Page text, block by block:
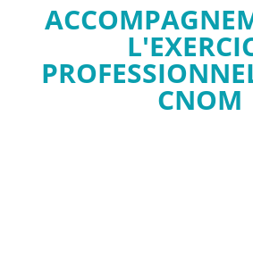
CNOM